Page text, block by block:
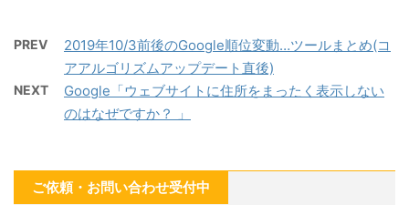
PREV
2019年10/3前後のGoogle順位変動…ツールまとめ(コ
アアルゴリズムアップデート直後)
NEXT
Google「ウェブサイトに住所をまったく表示しない
のはなぜですか？ 」
ご依頼・お問い合わせ受付中